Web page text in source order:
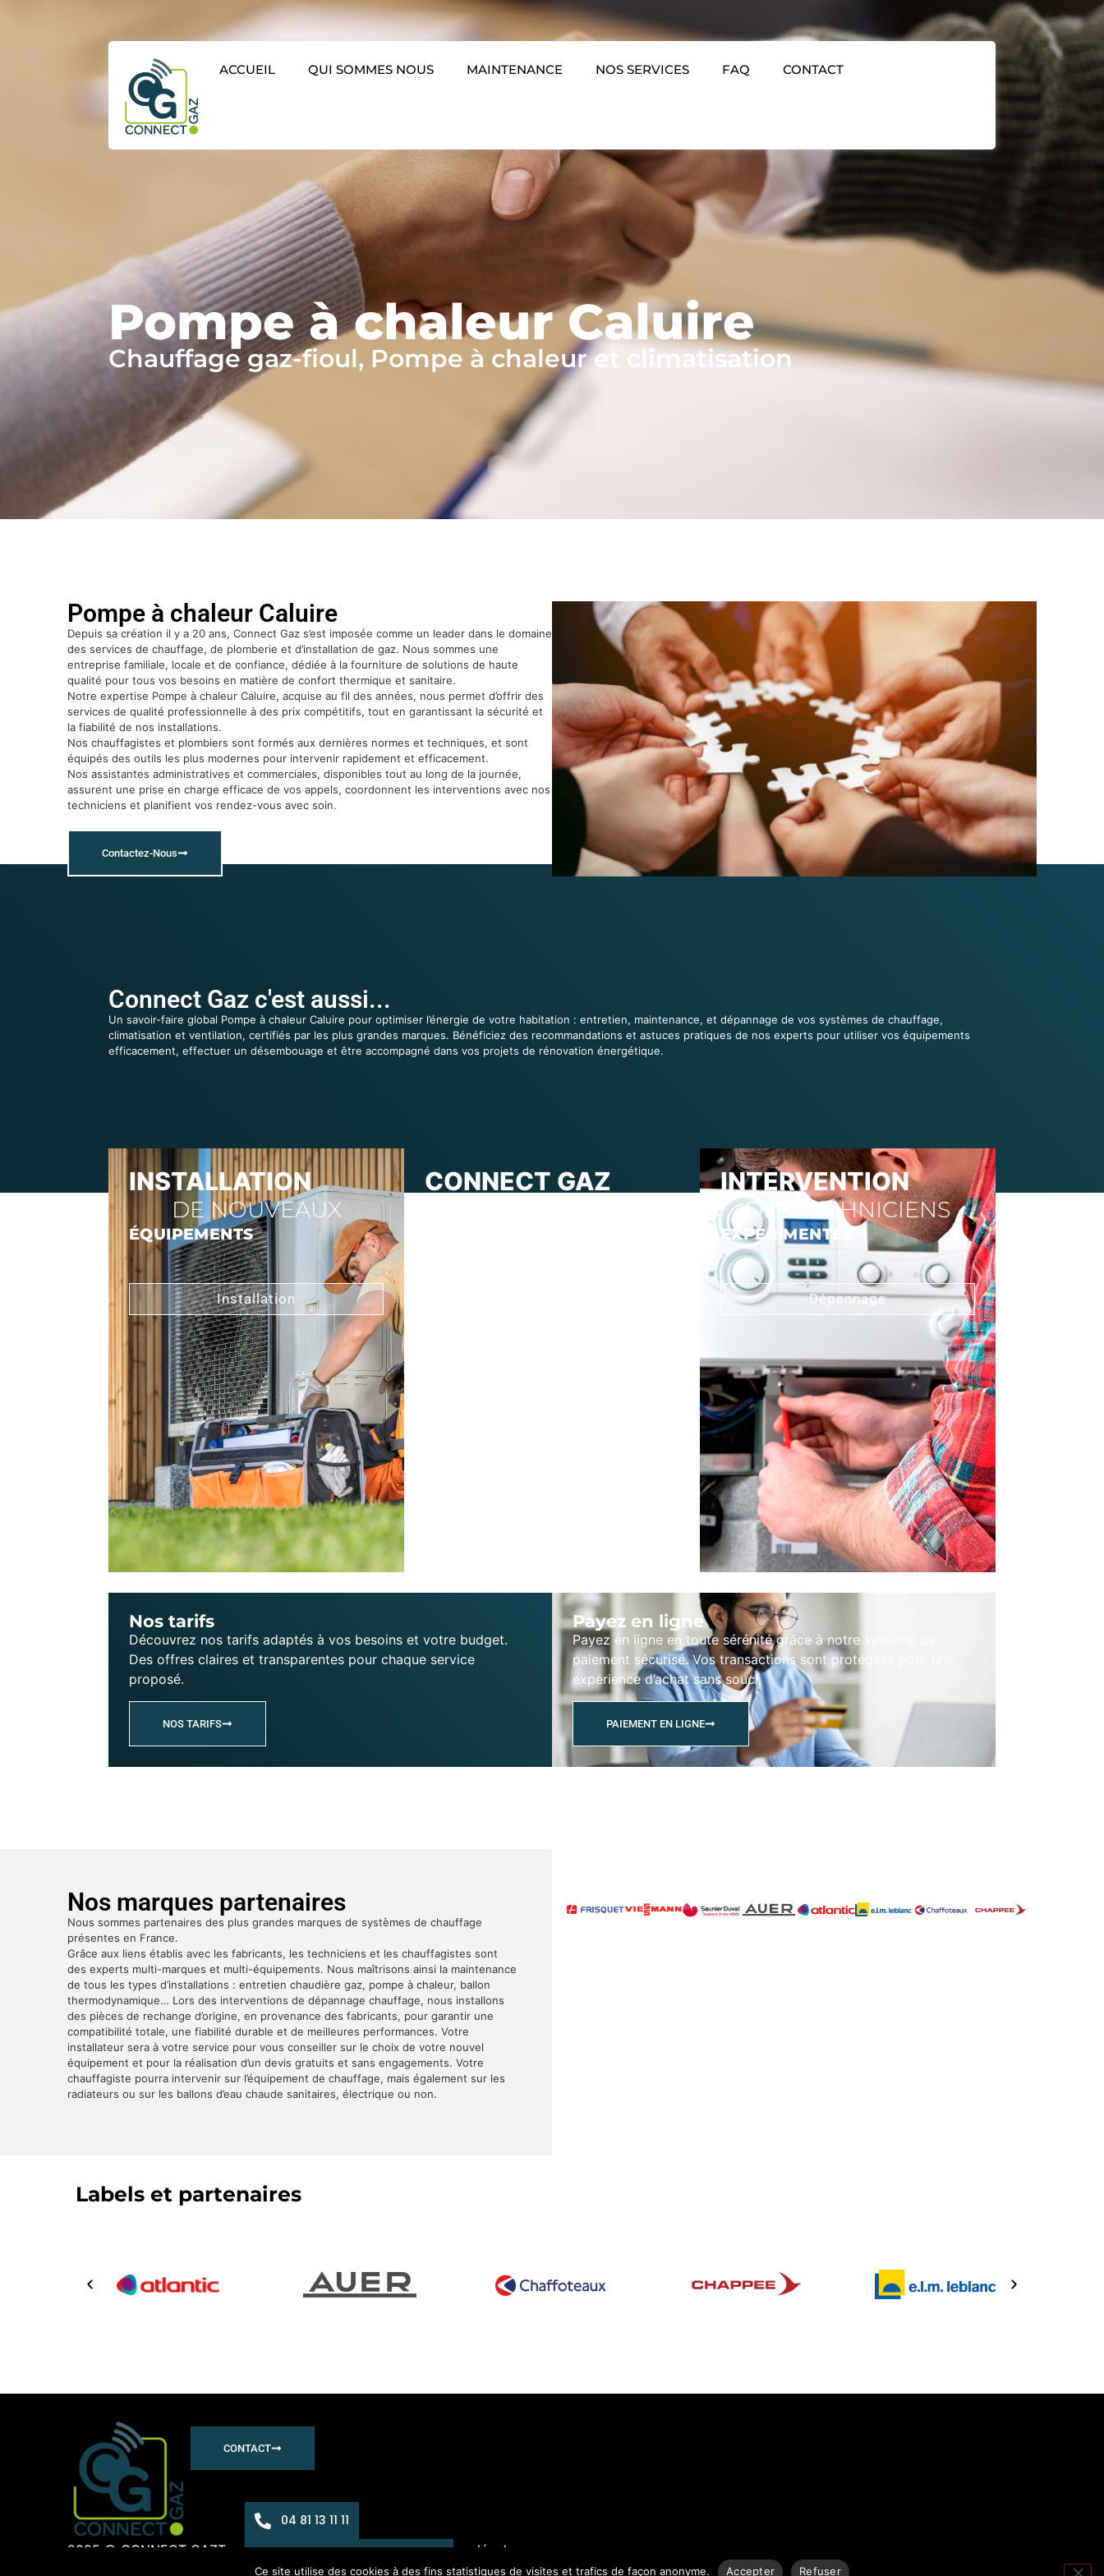
ACCUEIL QUI SOMMES NOUS MAINTENANCE NOS SERVICES FAQ CONTACT
Pompe à chaleur Caluire
Chauffage gaz-fioul, Pompe à chaleur et climatisation
Pompe à chaleur Caluire
Depuis sa création il y a 20 ans, Connect Gaz s’est imposée comme un leader dans le domaine
des services de chauffage, de plomberie et d’installation de gaz. Nous sommes une
entreprise familiale, locale et de confiance, dédiée à la fourniture de solutions de haute
qualité pour tous vos besoins en matière de confort thermique et sanitaire.
Notre expertise Pompe à chaleur Caluire, acquise au fil des années, nous permet d’offrir des
services de qualité professionnelle à des prix compétitifs, tout en garantissant la sécurité et
la fiabilité de nos installations.
Nos chauffagistes et plombiers sont formés aux dernières normes et techniques, et sont
équipés des outils les plus modernes pour intervenir rapidement et efficacement.
Nos assistantes administratives et commerciales, disponibles tout au long de la journée,
assurent une prise en charge efficace de vos appels, coordonnent les interventions avec nos
techniciens et planifient vos rendez-vous avec soin.
Contactez-Nous
Connect Gaz c'est aussi...
Un savoir-faire global Pompe à chaleur Caluire pour optimiser l’énergie de votre habitation : entretien, maintenance, et dépannage de vos systèmes de chauffage,
climatisation et ventilation, certifiés par les plus grandes marques. Bénéficiez des recommandations et astuces pratiques de nos experts pour utiliser vos équipements
efficacement, effectuer un désembouage et être accompagné dans vos projets de rénovation énergétique.
INSTALLATION
DE NOUVEAUX
ÉQUIPEMENTS
Installation
CONNECT GAZ INTERVENTION
DES TECHNICIENS
EXPÉRIMENTÉS
Dépannage
Nos tarifs
Découvrez nos tarifs adaptés à vos besoins et votre budget.
Des offres claires et transparentes pour chaque service
proposé.
NOS TARIFS
Payez en ligne
Payez en ligne en toute sérénité grâce à notre système de
paiement sécurisé. Vos transactions sont protégées pour une
expérience d’achat sans souci.
PAIEMENT EN LIGNE
Nos marques partenaires
Nous sommes partenaires des plus grandes marques de systèmes de chauffage
présentes en France.
Grâce aux liens établis avec les fabricants, les techniciens et les chauffagistes sont
des experts multi-marques et multi-équipements. Nous maîtrisons ainsi la maintenance
de tous les types d’installations : entretien chaudière gaz, pompe à chaleur, ballon
thermodynamique… Lors des interventions de dépannage chauffage, nous installons
des pièces de rechange d’origine, en provenance des fabricants, pour garantir une
compatibilité totale, une fiabilité durable et de meilleures performances. Votre
installateur sera à votre service pour vous conseiller sur le choix de votre nouvel
équipement et pour la réalisation d’un devis gratuits et sans engagements. Votre
chauffagiste pourra intervenir sur l’équipement de chauffage, mais également sur les
radiateurs ou sur les ballons d’eau chaude sanitaires, électrique ou non.
Labels et partenaires
CONTACT
2025 © CONNECT GAZTous droits réservésPlan du siteMentions légales
04 81 13 11 11
Ce site utilise des cookies à des fins statistiques de visites et trafics de façon anonyme. Accepter Refuser